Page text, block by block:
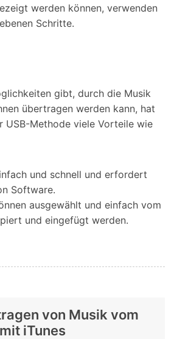
werden können, verwenden
Schritte.
gibt, durch die Musik
übertragen werden kann, hat
USB-Methode viele Vorteile wie
und schnell und erfordert
Software.
ausgewählt und einfach vom
und eingefügt werden.
von Musik vom
iTunes